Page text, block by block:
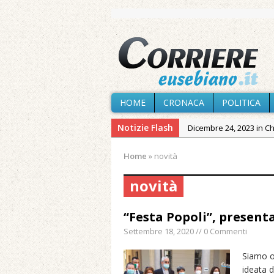
HOME CRONACA POLITICA
Notizie Flash Dicembre 24, 2023 in
Agosto 7, 2026 in
Agosto 6, 2026 in
Maggio 11, 2024 in
Home » novità
novità
“Festa Popoli”,
Settembre 18, 2020 // 0 Commenti
Siamo
ideata